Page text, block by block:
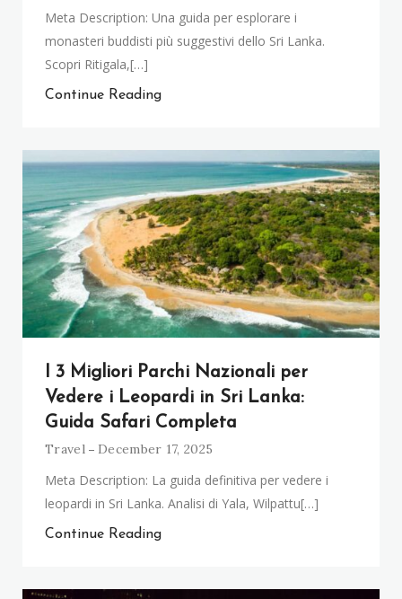
Meta Description: Una guida per esplorare i
monasteri buddisti più suggestivi dello Sri Lanka.
Scopri Ritigala,[…]
Continue Reading
I 3 Migliori Parchi Nazionali per
Vedere i Leopardi in Sri Lanka:
Guida Safari Completa
Travel December 17, 2025
Meta Description: La guida definitiva per vedere i
leopardi in Sri Lanka. Analisi di Yala, Wilpattu[…]
Continue Reading